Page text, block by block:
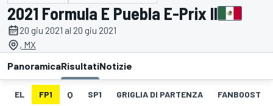
2021 Formula E Puebla E-Prix II
20 giu 2021 al 20 giu 2021
, MX
PanoramicaRisultatiNotizie
EL FP1 Q SP1 GRIGLIA DI PARTENZA FANBOOST